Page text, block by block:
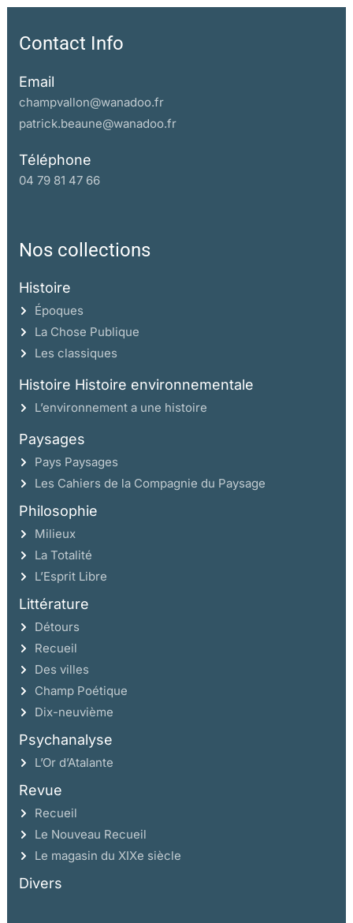
Contact Info
Email
champvallon@wanadoo.fr
patrick.beaune@wanadoo.fr
Téléphone
04 79 81 47 66
Nos collections
Histoire
Époques
La Chose Publique
Les classiques
Histoire Histoire environnementale
L’environnement a une histoire
Paysages
Pays Paysages
Les Cahiers de la Compagnie du Paysage
Philosophie
Milieux
La Totalité
L’Esprit Libre
Littérature
Détours
Recueil
Des villes
Champ Poétique
Dix-neuvième
Psychanalyse
L’Or d’Atalante
Revue
Recueil
Le Nouveau Recueil
Le magasin du XIXe siècle
Divers